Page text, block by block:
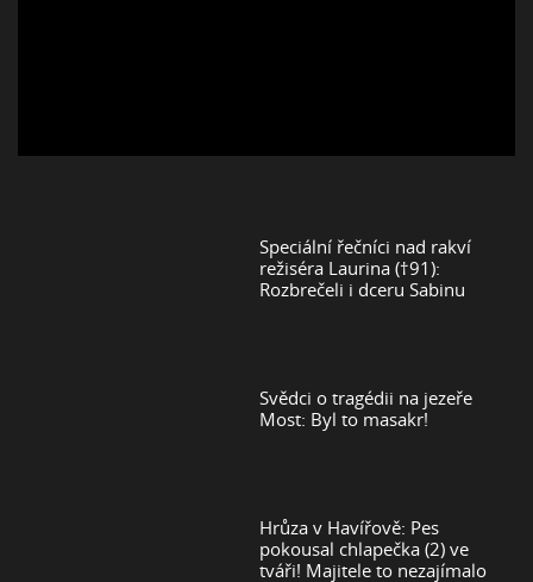
Speciální řečníci nad rakví
režiséra Laurina (†91):
Rozbrečeli i dceru Sabinu
Svědci o tragédii na jezeře
Most: Byl to masakr!
Hrůza v Havířově: Pes
pokousal chlapečka (2) ve
tváři! Majitele to nezajímalo